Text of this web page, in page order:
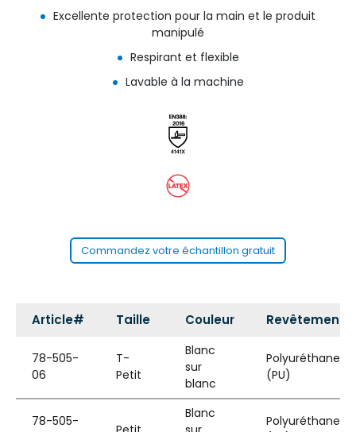
Excellente protection pour la main et le produit
manipulé
Respirant et flexible
Lavable à la machine
Commandez votre échantillon gratuit
Article# Taille Couleur Revêtement
78-505-
06
T-
Petit
Blanc
sur
blanc
Polyuréthane
(PU)
78-505-
Blanc
Polyuréthane